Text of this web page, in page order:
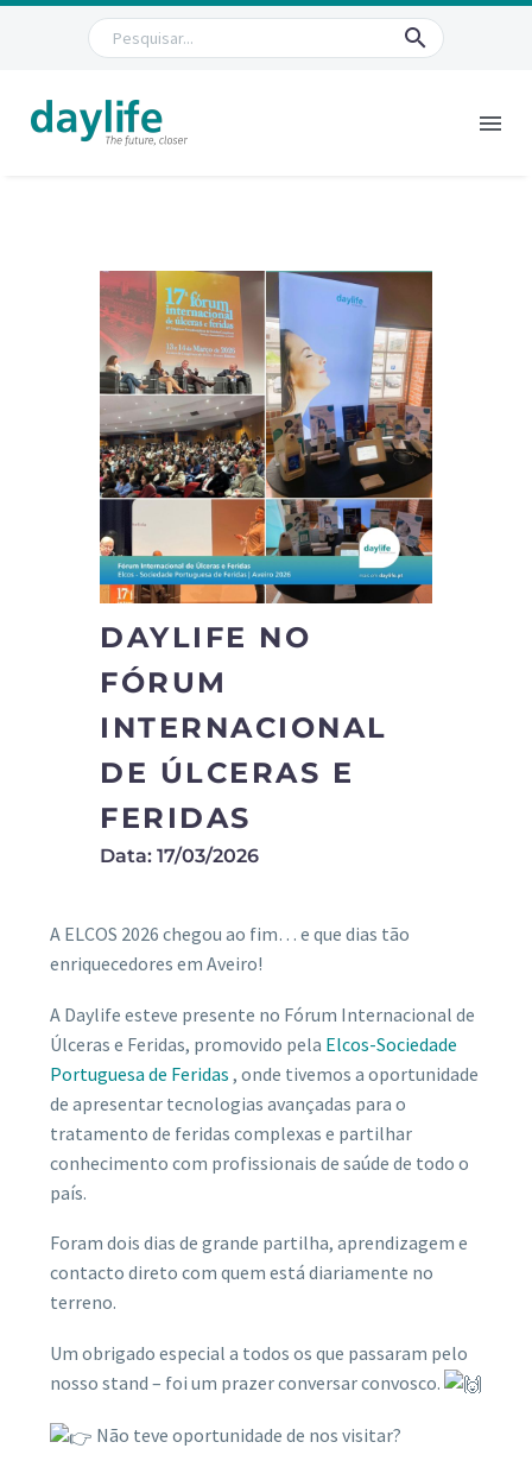
DAYLIFE NO
FÓRUM
INTERNACIONAL
DE ÚLCERAS E
FERIDAS
Data: 17/03/2026
A ELCOS 2026 chegou ao fim… e que dias tão
enriquecedores em Aveiro!
A Daylife esteve presente no Fórum Internacional de
Úlceras e Feridas, promovido pela Elcos-Sociedade
Portuguesa de Feridas , onde tivemos a oportunidade
de apresentar tecnologias avançadas para o
tratamento de feridas complexas e partilhar
conhecimento com profissionais de saúde de todo o
país.
Foram dois dias de grande partilha, aprendizagem e
contacto direto com quem está diariamente no
terreno.
Um obrigado especial a todos os que passaram pelo
nosso stand – foi um prazer conversar convosco.
Não teve oportunidade de nos visitar?